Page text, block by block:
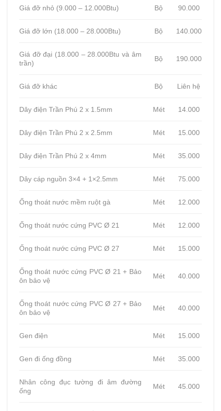
Giá đỡ nhỏ (9.000 – 12.000Btu) Bộ 90.000
Giá đỡ lớn (18.000 – 28.000Btu) Bộ 140.000
Giá đỡ đại (18.000 – 28.000Btu và âm
trần)
Bộ 190.000
Giá đỡ khác Bộ Liên hệ
Dây điện Trần Phú 2 x 1.5mm Mét 14.000
Dây điện Trần Phú 2 x 2.5mm Mét 15.000
Dây điện Trần Phú 2 x 4mm Mét 35.000
Dây cáp nguồn 3×4 + 1×2.5mm Mét 75.000
Ống thoát nước mềm ruột gà Mét 12.000
Ống thoát nước cứng PVC Ø 21 Mét 12.000
Ống thoát nước cứng PVC Ø 27 Mét 15.000
Ống thoát nước cứng PVC Ø 21 + Bảo
ôn bảo vệ
Mét 40.000
Ống thoát nước cứng PVC Ø 27 + Bảo
ôn bảo vệ
Mét 40.000
Gen điện Mét 15.000
Gen đi ống đồng Mét 35.000
Nhân công đục tường đi âm đường
ống
Mét 45.000